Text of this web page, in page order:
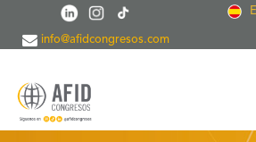
Pasar al contenido principal
info@afidcongresos.com